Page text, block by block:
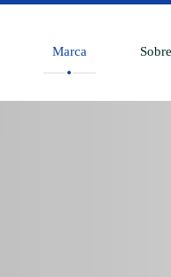
Marca